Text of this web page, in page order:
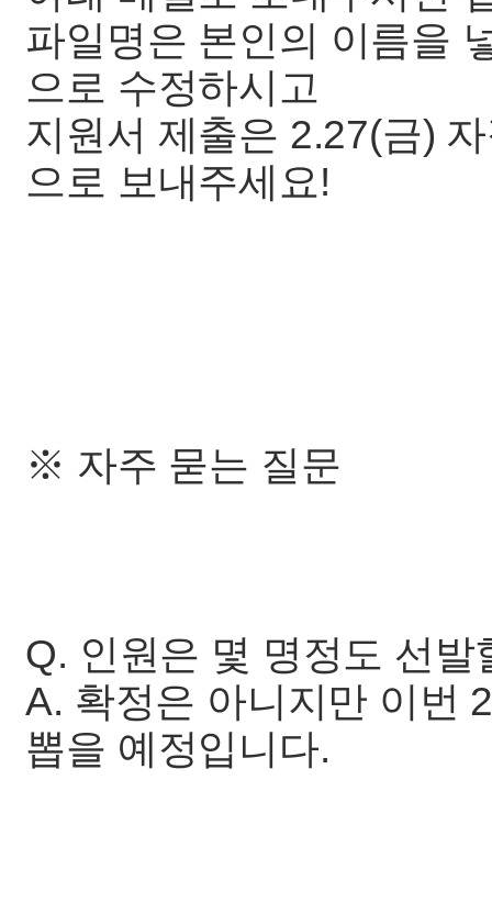
파일명은 본인의 이름을
으로 수정하시고
지원서 제출은 2.27(금)
으로 보내주세요!
※ 자주 묻는 질문
Q. 인원은 몇 명정도 선발
A. 확정은 아니지만 이번
뽑을 예정입니다.